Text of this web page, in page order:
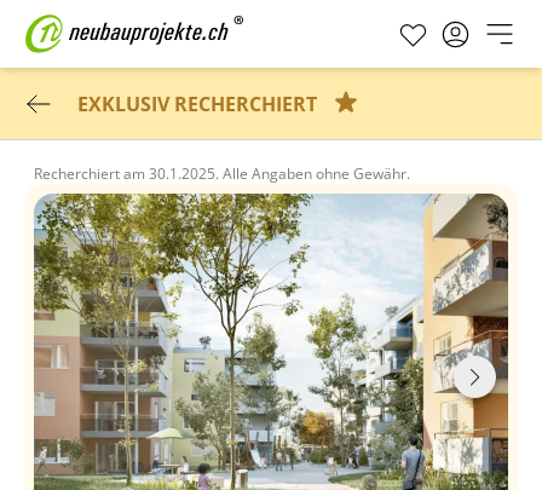
EXKLUSIV RECHERCHIERT
Recherchiert am 30.1.2025. Alle Angaben ohne Gewähr.